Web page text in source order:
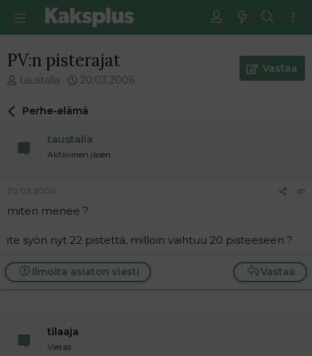
PV:n pisterajat
V
e
i
t
u
a
o
i
t
a
taustalla
E
s
m
m
ä
n
i
s
t
i
20.03.2006
Vastaa
Perhe-elämä
taustalla
Aktiivinen jäsen
20.03.2006 #1
miten menee ?
ite syön nyt 22 pistettä, milloin vaihtuu 20 pisteeseen ?
Vastaa
Ilmoita asiaton viesti
tilaaja
Vieras